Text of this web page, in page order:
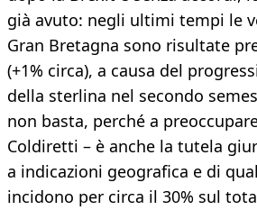
già avuto: negli ultimi tempi le
Gran Bretagna sono risultate
(+1% circa), a causa del
della sterlina nel secondo
non basta, perché a
Coldiretti – è anche la tutela
a indicazioni geografica e di
incidono per circa il 30% sul